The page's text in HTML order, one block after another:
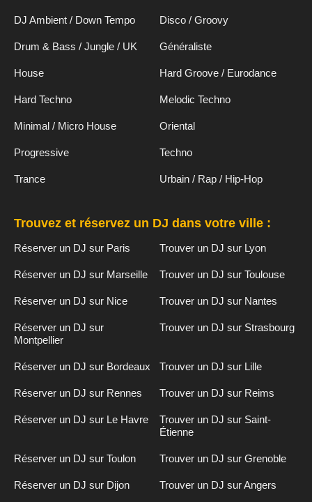
DJ Ambient / Down Tempo Disco / Groovy
Drum & Bass / Jungle / UK Généraliste
House Hard Groove / Eurodance
Hard Techno Melodic Techno
Minimal / Micro House Oriental
Progressive Techno
Trance Urbain / Rap / Hip-Hop
Trouvez et réservez un DJ dans votre ville :
Réserver un DJ sur Paris Trouver un DJ sur Lyon
Réserver un DJ sur Marseille Trouver un DJ sur Toulouse
Réserver un DJ sur Nice Trouver un DJ sur Nantes
Réserver un DJ sur
Montpellier
Trouver un DJ sur Strasbourg
Réserver un DJ sur Bordeaux Trouver un DJ sur Lille
Réserver un DJ sur Rennes Trouver un DJ sur Reims
Réserver un DJ sur Le Havre
Trouver un DJ sur Saint-
Étienne
Réserver un DJ sur Toulon Trouver un DJ sur Grenoble
Réserver un DJ sur Dijon Trouver un DJ sur Angers